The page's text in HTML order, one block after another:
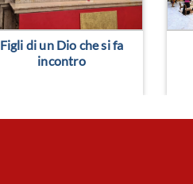
Figli di un Dio che si fa
incontro